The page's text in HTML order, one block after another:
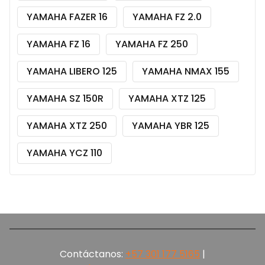
YAMAHA FAZER 16
YAMAHA FZ 2.0
YAMAHA FZ 16
YAMAHA FZ 250
YAMAHA LIBERO 125
YAMAHA NMAX 155
YAMAHA SZ 150R
YAMAHA XTZ 125
YAMAHA XTZ 250
YAMAHA YBR 125
YAMAHA YCZ 110
Contáctanos: +57 301 177 5165‬ |